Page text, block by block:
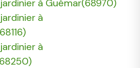
jardinier à Guémar(68970)
jardinier à
jardinier à